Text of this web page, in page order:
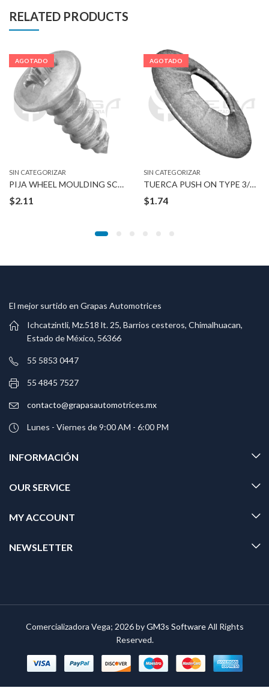
RELATED PRODUCTS
AGOTADO
SIN CATEGORIZAR
PIJA WHEEL MOULDING SCREWS
$2.11
AGOTADO
SIN CATEGORIZAR
TUERCA PUSH ON TYPE 3/16″
$1.74
El mejor surtido en Grapas Automotrices
Ichcatzintli, Mz.518 lt. 25, Barrios cesteros, Chimalhuacan,
Estado de México, 56366
55 5853 0447
55 4845 7527
contacto@grapasautomotrices.mx
Lunes - Viernes de 9:00 AM - 6:00 PM
INFORMACIÓN
OUR SERVICE
MY ACCOUNT
NEWSLETTER
Comercializadora Vega; 2026 byGM3s SoftwareAll Rights
Reserved.